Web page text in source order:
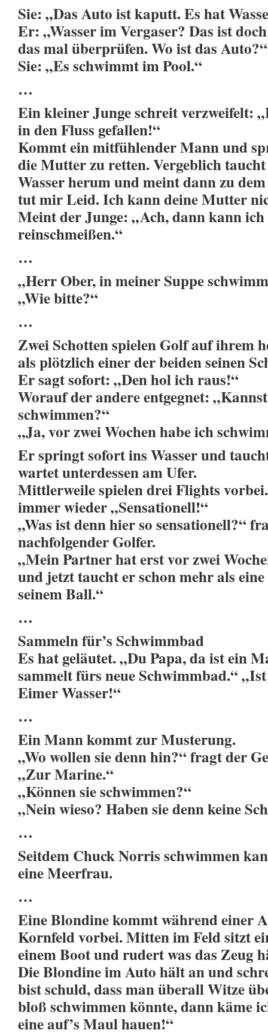
Sie: „Das Auto ist kaputt. Es hat
Er: „Wasser im Vergaser? Das ist
das mal überprüfen. Wo ist das Auto?“
Sie: „Es schwimmt im Pool.“
…
Ein kleiner Junge schreit verzweifelt:
in den Fluss gefallen!“
Kommt ein mitfühlender Mann und
die Mutter zu retten. Vergeblich
Wasser herum und meint dann zu
tut mir Leid. Ich kann deine Mutter
Meint der Junge: „Ach, dann kann
reinschmeißen.“
…
„Herr Ober, in meiner Suppe
„Wie bitte?“
…
Zwei Schotten spielen Golf auf ihrem
als plötzlich einer der beiden seinen
Er sagt sofort: „Den hol ich raus!“
Worauf der andere entgegnet:
schwimmen?“
„Ja, vor zwei Wochen habe ich
Er springt sofort ins Wasser und
wartet unterdessen am Ufer.
Mittlerweile spielen drei Flights
immer wieder „Sensationell!“
„Was ist denn hier so sensationell?“
nachfolgender Golfer.
„Mein Partner hat erst vor zwei
und jetzt taucht er schon mehr als
seinem Ball.“
…
Sammeln für’s Schwimmbad
Es hat geläutet. „Du Papa, da ist ein
sammelt fürs neue Schwimmbad.“
Eimer Wasser!“
…
Ein Mann kommt zur Musterung.
„Wo wollen sie denn hin?“ fragt der
„Zur Marine.“
„Können sie schwimmen?“
„Nein wieso? Haben sie denn keine
…
Seitdem Chuck Norris schwimmen
eine Meerfrau.
…
Eine Blondine kommt während einer
Kornfeld vorbei. Mitten im Feld sitzt
einem Boot und rudert was das Zeug
Die Blondine im Auto hält an und
bist schuld, dass man überall Witze
bloß schwimmen könnte, dann käme
eine auf’s Maul hauen!“